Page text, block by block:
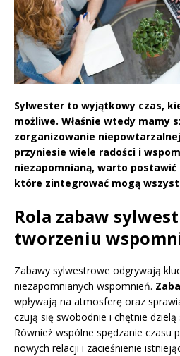
Sylwester to wyjątkowy czas,
możliwe. Właśnie wtedy mamy
zorganizowanie
przyniesie wiele radości i
niezapomnianą, warto postawić
które zintegrować mogą
Rola zabaw
tworzeniu
Zabawy sylwestrowe odgrywają
niezapomnianych wspomnień.
wpływają na atmosferę oraz
czują się swobodnie i chętnie
Również wspólne spędzanie czasu
nowych relacji i zacieśnienie